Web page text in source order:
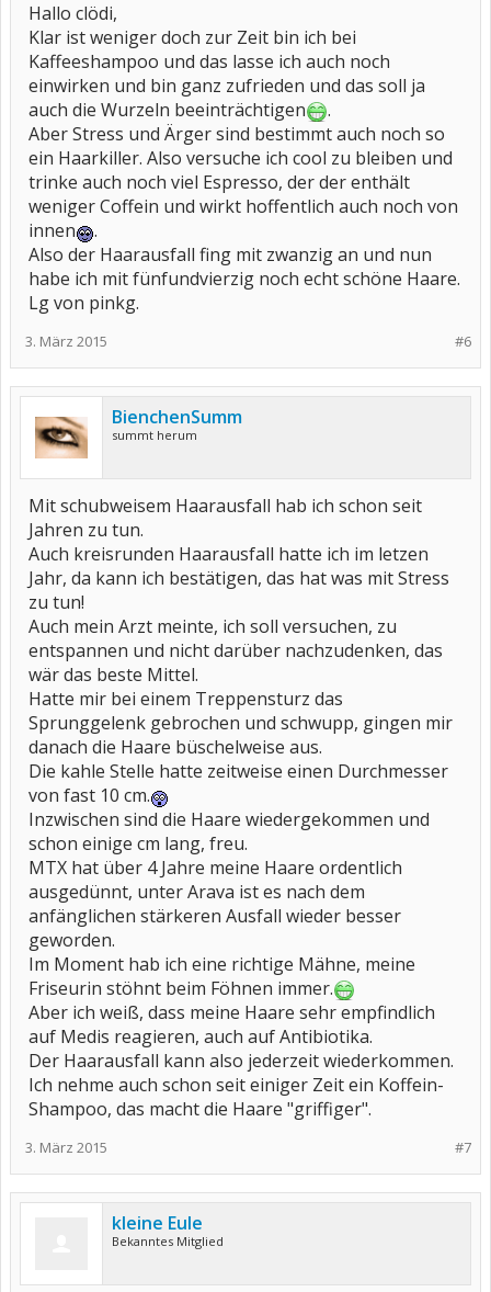
Hallo clödi,
Klar ist weniger doch zur Zeit bin ich bei
Kaffeeshampoo und das lasse ich auch noch
einwirken und bin ganz zufrieden und das soll ja
auch die Wurzeln beeinträchtigen
.
Aber Stress und Ärger sind bestimmt auch noch so
ein Haarkiller. Also versuche ich cool zu bleiben und
trinke auch noch viel Espresso, der der enthält
weniger Coffein und wirkt hoffentlich auch noch von
innen
.
Also der Haarausfall fing mit zwanzig an und nun
habe ich mit fünfundvierzig noch echt schöne Haare.
Lg von pinkg.
#6
3. März 2015
BienchenSumm
summt herum
Mit schubweisem Haarausfall hab ich schon seit
Jahren zu tun.
Auch kreisrunden Haarausfall hatte ich im letzen
Jahr, da kann ich bestätigen, das hat was mit Stress
zu tun!
Auch mein Arzt meinte, ich soll versuchen, zu
entspannen und nicht darüber nachzudenken, das
wär das beste Mittel.
Hatte mir bei einem Treppensturz das
Sprunggelenk gebrochen und schwupp, gingen mir
danach die Haare büschelweise aus.
Die kahle Stelle hatte zeitweise einen Durchmesser
von fast 10 cm.
Inzwischen sind die Haare wiedergekommen und
schon einige cm lang, freu.
MTX hat über 4 Jahre meine Haare ordentlich
ausgedünnt, unter Arava ist es nach dem
anfänglichen stärkeren Ausfall wieder besser
geworden.
Im Moment hab ich eine richtige Mähne, meine
Friseurin stöhnt beim Föhnen immer.
Aber ich weiß, dass meine Haare sehr empfindlich
auf Medis reagieren, auch auf Antibiotika.
Der Haarausfall kann also jederzeit wiederkommen.
Ich nehme auch schon seit einiger Zeit ein Koffein-
Shampoo, das macht die Haare "griffiger".
#7
3. März 2015
kleine Eule
Bekanntes Mitglied